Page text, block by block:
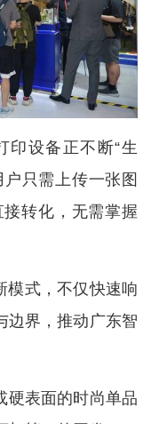
印设备正不断“生
只需上传一张图
转化，无需掌握
模式，不仅快速响
边界，推动广东智
硬表面的时尚单品